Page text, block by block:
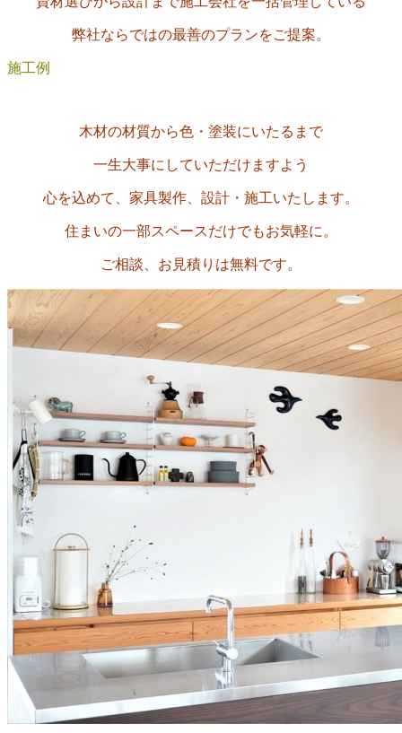
弊社ならではの最善のプランをご提案。
施工例
木材の材質から色・塗装にいたるまで
一生大事にしていただけますよう
心を込めて、家具製作、設計・施工いたします。
住まいの一部スペースだけでもお気軽に。
ご相談、お見積りは無料です。